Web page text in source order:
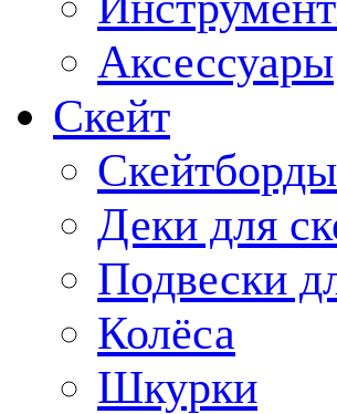
Аксессуары
Скейт
Деки для
Подвески
Колёса
Шкурки